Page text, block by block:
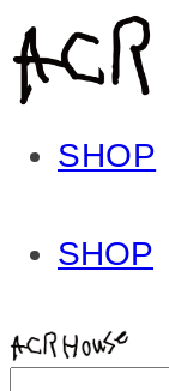
SHOP
SHOP